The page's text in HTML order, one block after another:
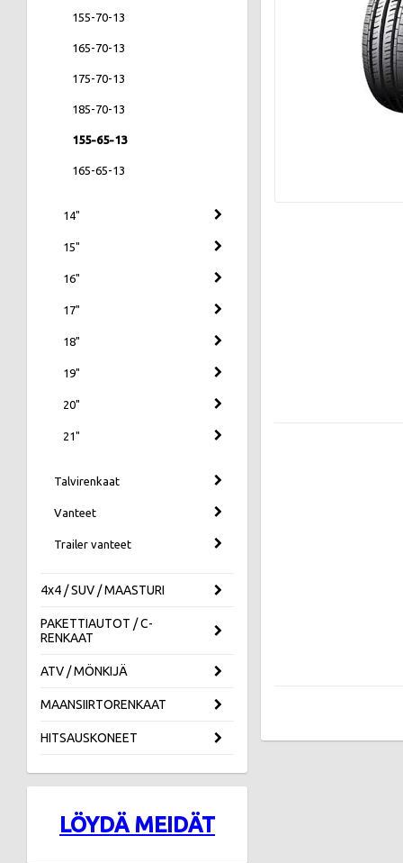
155-70-13
165-70-13
175-70-13
185-70-13
155-65-13
165-65-13
14"
15"
16"
17"
18"
19"
20"
21"
Talvirenkaat
Vanteet
Trailer vanteet
4x4 / SUV / MAASTURI
PAKETTIAUTOT / C-
RENKAAT
ATV / MÖNKIJÄ
MAANSIIRTORENKAAT
HITSAUSKONEET
LÖYDÄ MEIDÄT